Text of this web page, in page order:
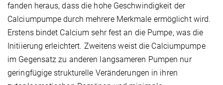
fanden heraus, dass die hohe Geschwindigkeit der
Calciumpumpe durch mehrere Merkmale ermöglicht wird.
Erstens bindet Calcium sehr fest an die Pumpe, was die
Initiierung erleichtert. Zweitens weist die Calciumpumpe
im Gegensatz zu anderen langsameren Pumpen nur
geringfügige strukturelle Veränderungen in ihren